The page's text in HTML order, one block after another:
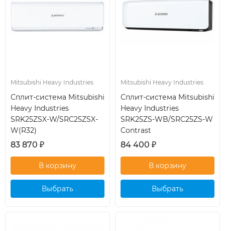
Mitsubishi Heavy Industries
Сплит-система Mitsubishi
Heavy Industries
SRK25ZSX-W/SRC25ZSX-
W(R32)
83 870 ₽
Выбрать
Mitsubishi Heavy Industries
Сплит-система Mitsubishi
Heavy Industries
SRK25ZS-WB/SRC25ZS-W
Contrast
84 400 ₽
Выбрать